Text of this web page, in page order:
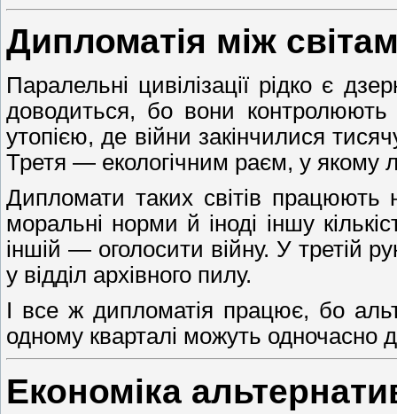
Дипломатія між
Паралельні цивілізації рідко є
доводиться, бо вони контролюють
утопією, де війни закінчилися
Третя — екологічним раєм, у якому
Дипломати таких світів працюють
моральні норми й іноді іншу
іншій — оголосити війну. У третій
у відділ архівного пилу.
І все ж дипломатія працює, бо
одному кварталі можуть одночасно
Економіка